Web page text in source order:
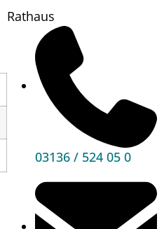
Rathaus
03136 / 524 05 0